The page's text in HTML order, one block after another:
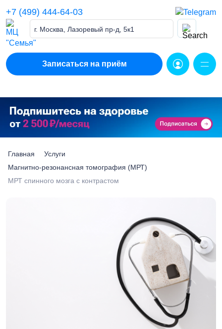
content
+7 (499) 444-64-03
г. Москва, Лазоревый пр-д, 5к1
Записаться на приём
Главная
Услуги
Магнитно-резонансная томография (МРТ)
МРТ спинного мозга с контрастом